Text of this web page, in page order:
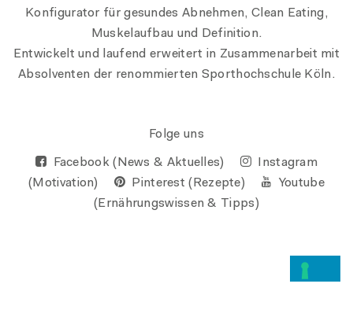
Konfigurator für gesundes Abnehmen, Clean Eating,
Muskelaufbau und Definition.
Entwickelt und laufend erweitert in Zusammenarbeit mit
Absolventen der renommierten Sporthochschule Köln.
Folge uns
Facebook (News & Aktuelles)
Instagram
(Motivation)
Pinterest (Rezepte)
Youtube
(Ernährungswissen & Tipps)